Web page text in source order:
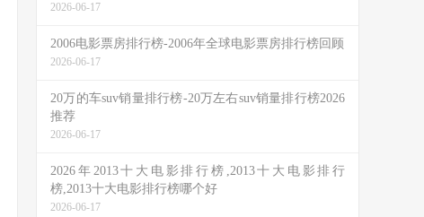
2026-06-17
2006电影票房排行榜-2006年全球电影票房排行榜回顾
2026-06-17
20万的车suv销量排行榜-20万左右suv销量排行榜2026
推荐
2026-06-17
2026年2013十大电影排行榜,2013十大电影排行
榜,2013十大电影排行榜哪个好
2026-06-17